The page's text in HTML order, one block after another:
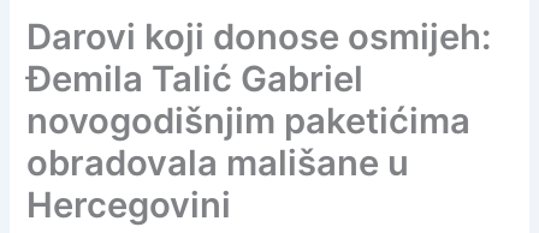
Darovi koji donose osmijeh:
Đemila Talić Gabriel
novogodišnjim paketićima
obradovala mališane u
Hercegovini